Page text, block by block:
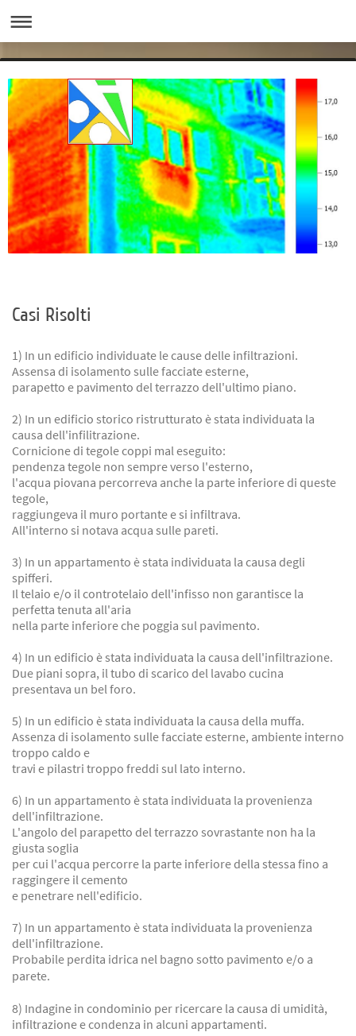
Casi Risolti
1) In un edificio individuate le cause delle infiltrazioni.
Assensa di isolamento sulle facciate esterne,
parapetto e pavimento del terrazzo dell'ultimo piano.
2) In un edificio storico ristrutturato è stata individuata la
causa dell'infilitrazione.
Cornicione di tegole coppi mal eseguito:
pendenza tegole non sempre verso l'esterno,
l'acqua piovana percorreva anche la parte inferiore di queste
tegole,
raggiungeva il muro portante e si infiltrava.
All'interno si notava acqua sulle pareti.
3) In un appartamento è stata individuata la causa degli
spifferi.
Il telaio e/o il controtelaio dell'infisso non garantisce la
perfetta tenuta all'aria
nella parte inferiore che poggia sul pavimento.
4) In un edificio è stata individuata la causa dell'infiltrazione.
Due piani sopra, il tubo di scarico del lavabo cucina
presentava un bel foro.
5) In un edificio è stata individuata la causa della muffa.
Assenza di isolamento sulle facciate esterne, ambiente interno
troppo caldo e
travi e pilastri troppo freddi sul lato interno.
6) In un appartamento è stata individuata la provenienza
dell'infiltrazione.
L'angolo del parapetto del terrazzo sovrastante non ha la
giusta soglia
per cui l'acqua percorre la parte inferiore della stessa fino a
raggingere il cemento
e penetrare nell'edificio.
7) In un appartamento è stata individuata la provenienza
dell'infiltrazione.
Probabile perdita idrica nel bagno sotto pavimento e/o a
parete.
8) Indagine in condominio per ricercare la causa di umidità,
infiltrazione e condenza in alcuni appartamenti.